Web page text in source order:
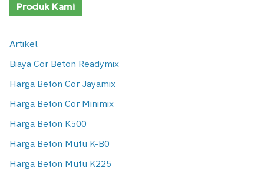
Produk Kami
Artikel
Biaya Cor Beton Readymix
Harga Beton Cor Jayamix
Harga Beton Cor Minimix
Harga Beton K500
Harga Beton Mutu K-B0
Harga Beton Mutu K225